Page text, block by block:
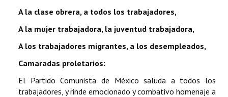
A la clase obrera, a todos los trabajadores,
A la mujer trabajadora, la juventud trabajadora,
A los trabajadores migrantes, a los desempleados,
Camaradas proletarios:
El Partido Comunista de México saluda a todos los
trabajadores, y rinde emocionado y combativo homenaje a